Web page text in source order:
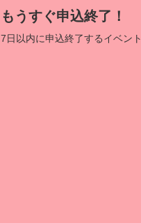
もうすぐ申込終了！
7日以内に申込終了するイベン